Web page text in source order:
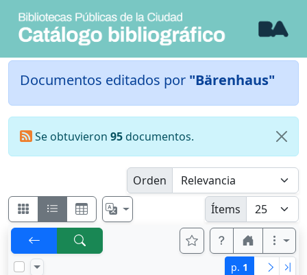
Documentos editados por "Bärenhaus"
Se obtuvieron 95documentos.
Orden
Ítems
p. 1